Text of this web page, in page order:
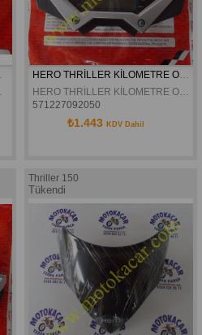
571227092050
₺1.443 KDV Dahil
Thriller 150
Tükendi